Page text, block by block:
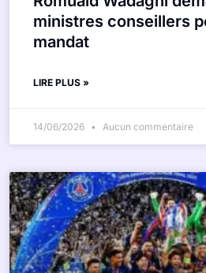
ministres conseillers
mandat
LIRE PLUS »
14/06/2026 Aucun commentaire